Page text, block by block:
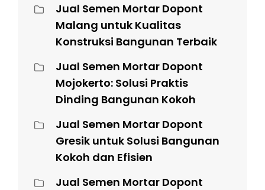
Jual Semen Mortar Dopont
Malang untuk Kualitas
Konstruksi Bangunan Terbaik
Jual Semen Mortar Dopont
Mojokerto: Solusi Praktis
Dinding Bangunan Kokoh
Jual Semen Mortar Dopont
Gresik untuk Solusi Bangunan
Kokoh dan Efisien
Jual Semen Mortar Dopont